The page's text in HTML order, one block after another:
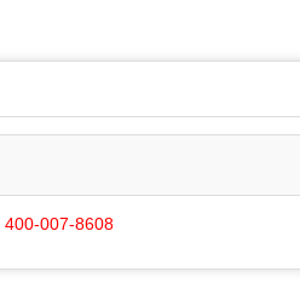
400-007-8608